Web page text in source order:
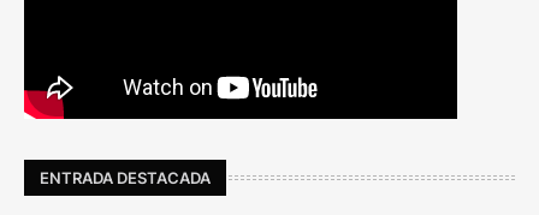
ENTRADA DESTACADA